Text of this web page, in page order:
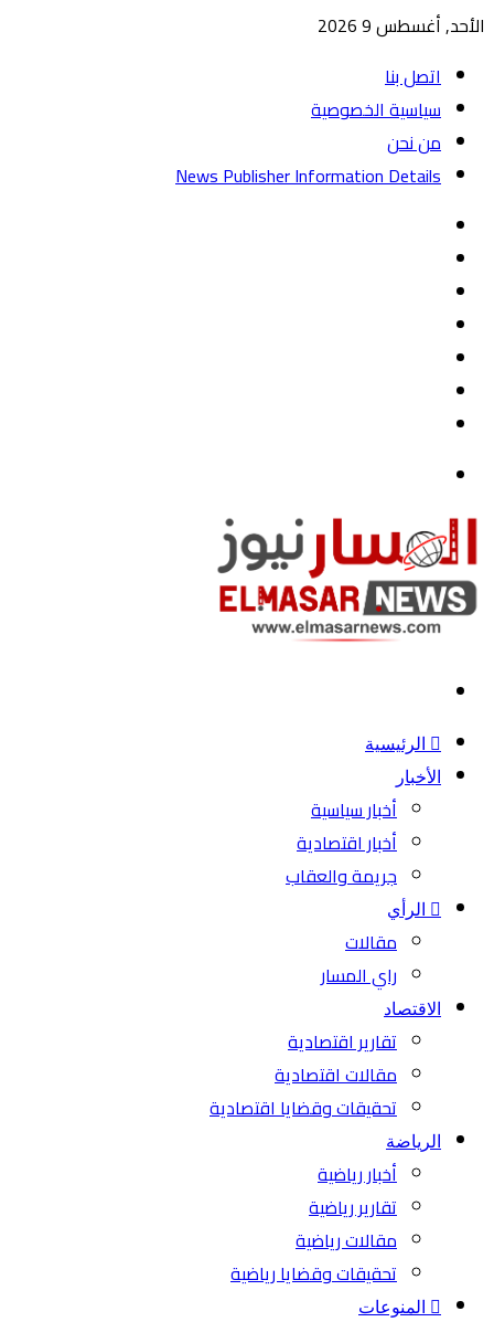
الأحد, أغسطس 9 2026
اتصل بنا
سياسية الخصوصية
من نحن
News Publisher Information Details
الرئيسية
الأخبار
أخبار سياسية
أخبار اقتصادية
جريمة والعقاب
الرأي
مقالات
راي المسار
الاقتصاد
تقارير اقتصادية
مقالات اقتصادية
تحقيقات وقضايا اقتصادية
الرياضة
أخبار رياضية
تقارير رياضية
مقالات رياضية
تحقيقات وقضايا رياضية
المنوعات